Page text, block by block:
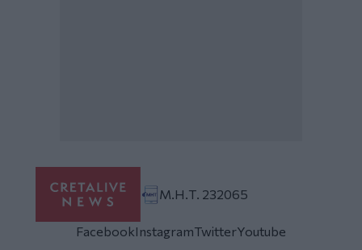
Μ.Η.Τ. 232065
FacebookInstagramTwitterYoutube